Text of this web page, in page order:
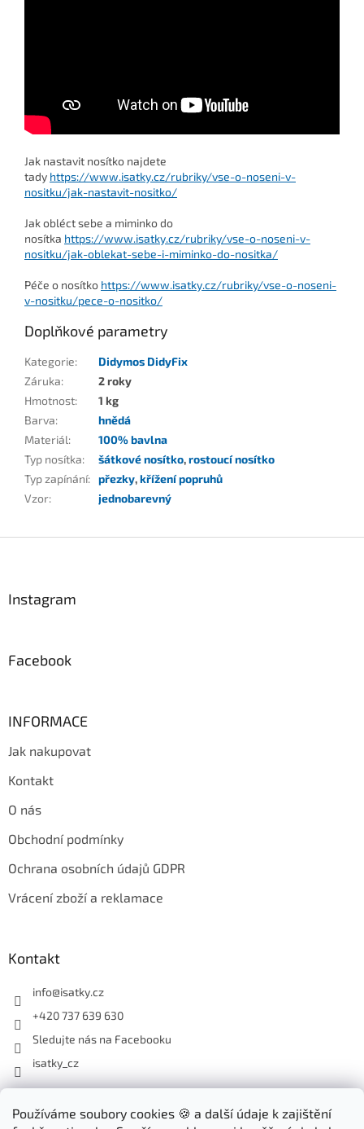
Používáme soubory cookies 🍪 a další údaje k zajištění
Jak nastavit nosítko najdete
tady https://www.isatky.cz/rubriky/vse-o-noseni-v-
nositku/jak-nastavit-nositko/
Jak obléct sebe a miminko do
nosítka https://www.isatky.cz/rubriky/vse-o-noseni-v-
nositku/jak-oblekat-sebe-i-miminko-do-nositka/
Péče o nosítko https://www.isatky.cz/rubriky/vse-o-noseni-
v-nositku/pece-o-nositko/
Doplňkové parametry
Kategorie:
Didymos DidyFix
Záruka:
2 roky
Hmotnost:
1 kg
Barva:
hnědá
Materiál:
100% bavlna
Typ nosítka: šátkové nosítko,rostoucí nosítko
Typ zapínání: přezky,křížení popruhů
Vzor: jednobarevný
Instagram
Facebook
INFORMACE
Jak nakupovat
Kontakt
O nás
Obchodní podmínky
Ochrana osobních údajů GDPR
Vrácení zboží a reklamace
Kontakt
info@isatky.cz
+420 737 639 630
Sledujte nás na Facebooku
isatky_cz
Odebírat newsletter